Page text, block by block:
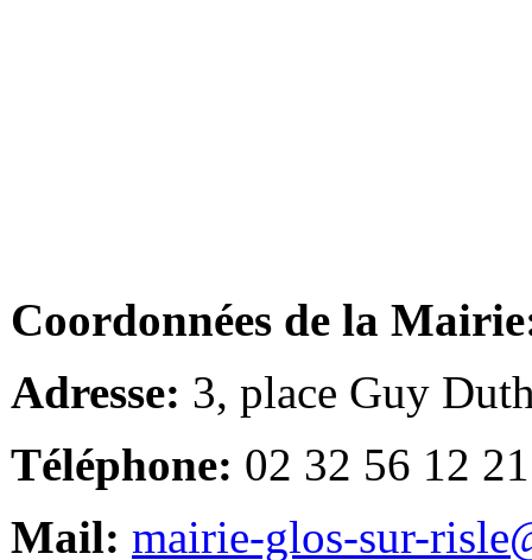
Coordonnées de la
Adresse: 3, place Guy
Téléphone: 02 32 56 12 21
Mail: mairie-glos-sur-